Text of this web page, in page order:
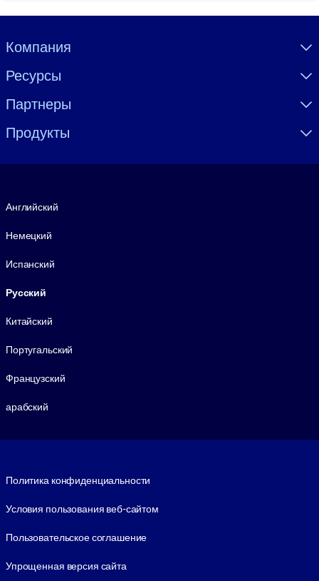
Visually hidden Text
Компания
Ресурсы
Партнеры
Продукты
Английский
Немецкий
Испанский
Русский
Китайский
Португальский
Французский
арабский
Политика конфиденциальности
Условия пользования веб-сайтом
Пользовательское соглашение
Упрощенная версия сайта